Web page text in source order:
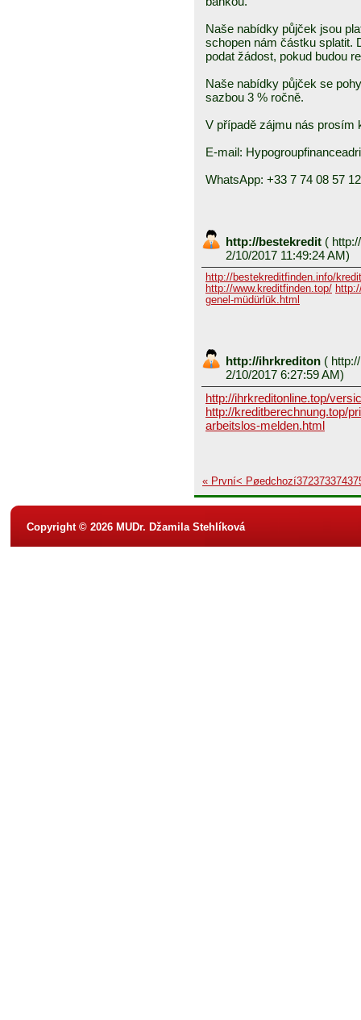
Naše nabídky půjček jsou
schopen nám částku splatit.
podat žádost, pokud budou
Naše nabídky půjček se
sazbou 3 % ročně.
V případě zájmu nás prosím
E-mail:
WhatsApp: +33 7 74 08 57 12
http://bestekredit (
2/10/2017 11:49:24 AM)
http://bestekreditfinden.info/
http://www.kreditfinden.top/
genel-müdürlük.html
http://ihrkrediton (
2/10/2017 6:27:59 AM)
http://ihrkreditonline.top/
http://kreditberechnung.top/
arbeitslos-melden.html
« První< Pøedchozí372373374
Copyright © 2026 MUDr. Džamila Stehlíková